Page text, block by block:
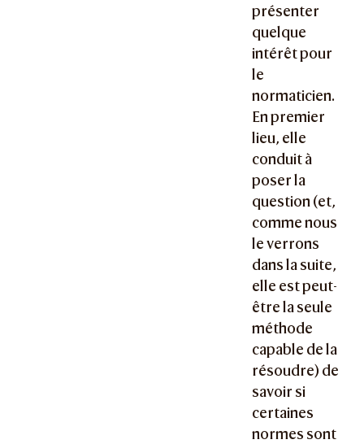
présenter
quelque
intérêt pour
le
normaticien.
En premier
lieu, elle
conduit à
poser la
question (et,
comme nous
le verrons
dans la suite,
elle est peut-
être la seule
méthode
capable de la
résoudre) de
savoir si
certaines
normes sont